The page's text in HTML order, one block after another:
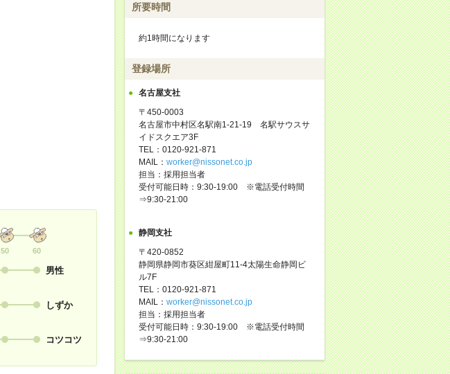
50 60
男性
しずか
コツコツ
所要時間
約1時間になります
登録場所
名古屋支社
〒450-0003
名古屋市中村区名駅南1-21-19 名駅サウスサ
イドスクエア3F
TEL：0120-921-871
MAIL： worker@nissonet.co.jp
担当：採用担当者
受付可能日時：9:30-19:00 ※電話受付時間
⇒9:30-21:00
静岡支社
〒420-0852
静岡県静岡市葵区紺屋町11-4太陽生命静岡ビ
ル7F
TEL：0120-921-871
MAIL： worker@nissonet.co.jp
担当：採用担当者
受付可能日時：9:30-19:00 ※電話受付時間
⇒9:30-21:00